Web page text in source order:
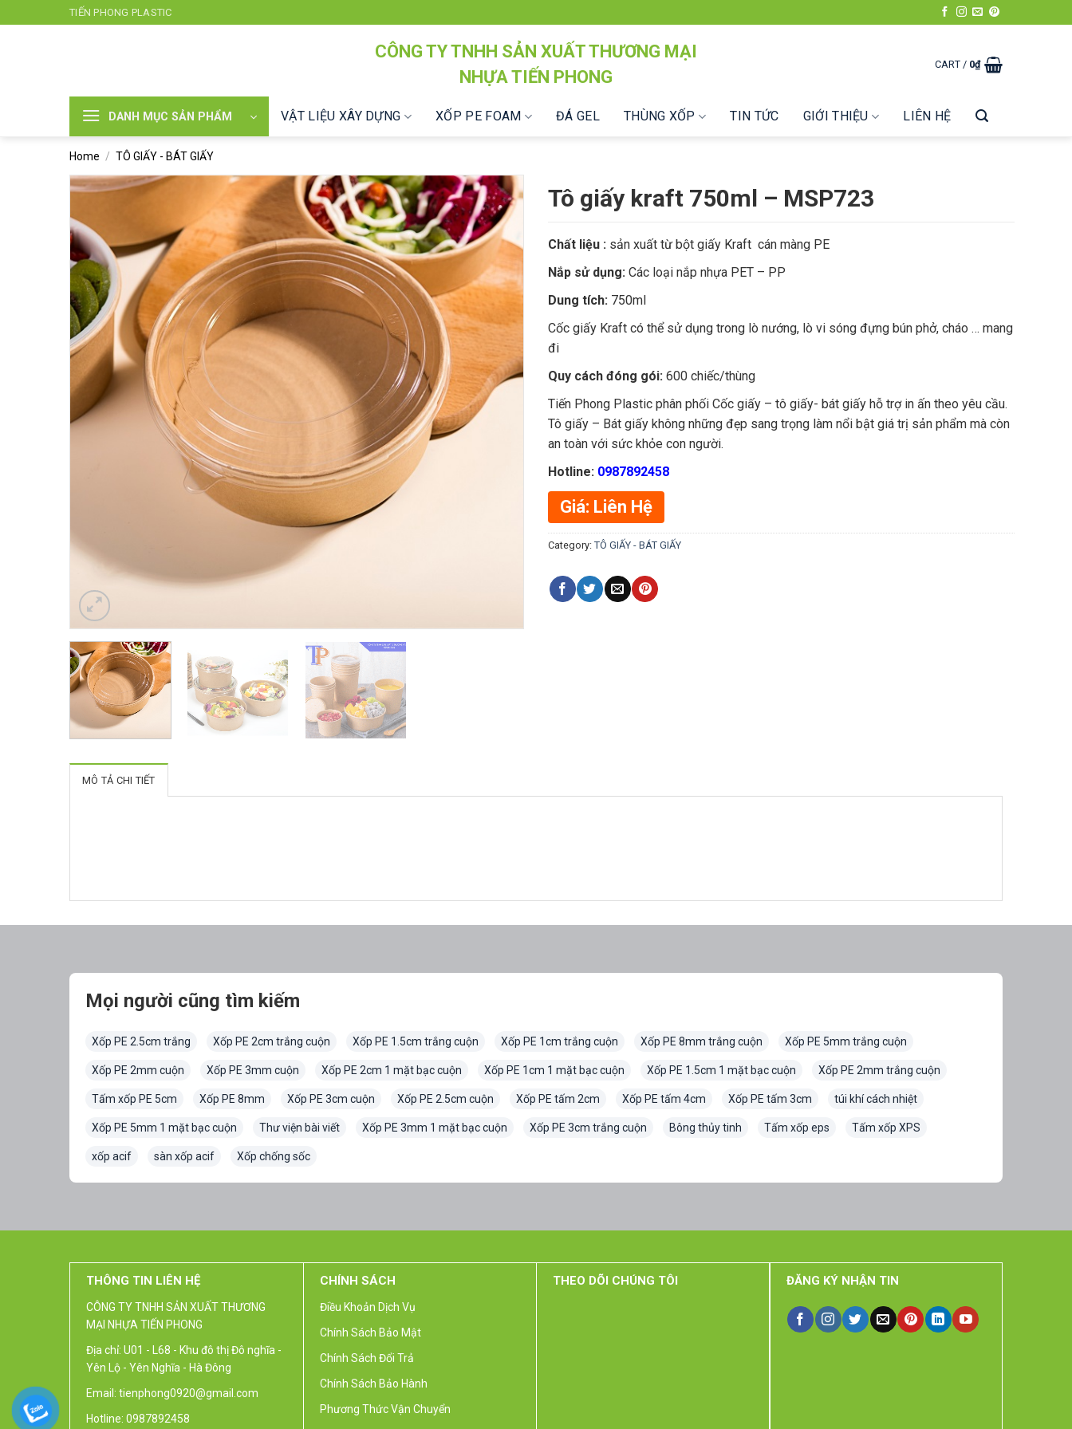
đến
TIẾN PHONG PLASTIC
CÔNG TY TNHH SẢN XUẤT THƯƠNG MẠI
NHỰA TIẾN PHONG
CART / 0₫
DANH MỤC SẢN PHẨM VẬT LIỆU XÂY DỰNG XỐP PE FOAM ĐÁ GEL THÙNG XỐP TIN TỨC GIỚI THIỆU LIÊN HỆ
Home / TÔ GIẤY - BÁT GIẤY
Tô giấy kraft 750ml – MSP723
Chất liệu : sản xuất từ bột giấy Kraft cán màng PE
Nắp sử dụng: Các loại nắp nhựa PET – PP
Dung tích: 750ml
Cốc giấy Kraft có thể sử dụng trong lò nướng, lò vi sóng đựng bún phở, cháo … mang
đi
Quy cách đóng gói: 600 chiếc/thùng
Tiến Phong Plastic phân phối Cốc giấy – tô giấy- bát giấy hỗ trợ in ấn theo yêu cầu.
Tô giấy – Bát giấy không những đẹp sang trọng làm nổi bật giá trị sản phẩm mà còn
an toàn với sức khỏe con người.
Hotline: 0987892458
Giá: Liên Hệ
Category: TÔ GIẤY - BÁT GIẤY
MÔ TẢ CHI TIẾT
Mọi người cũng tìm kiếm
Xốp PE 2.5cm trắng Xốp PE 2cm trắng cuộn Xốp PE 1.5cm trắng cuộn Xốp PE 1cm trắng cuộn Xốp PE 8mm trắng cuộn Xốp PE 5mm trắng cuộn
Xốp PE 2mm cuộn Xốp PE 3mm cuộn Xốp PE 2cm 1 mặt bạc cuộn Xốp PE 1cm 1 mặt bạc cuộn Xốp PE 1.5cm 1 mặt bạc cuộn Xốp PE 2mm trắng cuộn
Tấm xốp PE 5cm Xốp PE 8mm Xốp PE 3cm cuộn Xốp PE 2.5cm cuộn Xốp PE tấm 2cm Xốp PE tấm 4cm Xốp PE tấm 3cm túi khí cách nhiệt
Xốp PE 5mm 1 mặt bạc cuộn Thư viện bài viết Xốp PE 3mm 1 mặt bạc cuộn Xốp PE 3cm trắng cuộn Bông thủy tinh Tấm xốp eps Tấm xốp XPS
xốp acif sàn xốp acif Xốp chống sốc
THÔNG TIN LIÊN HỆ
CÔNG TY TNHH SẢN XUẤT THƯƠNG
MẠI NHỰA TIẾN PHONG
Địa chỉ: U01 - L68 - Khu đô thị Đô nghĩa -
Yên Lộ - Yên Nghĩa - Hà Đông
Email: tienphong0920@gmail.com
Hotline: 0987892458
CHÍNH SÁCH
Điều Khoản Dịch Vụ
Chính Sách Bảo Mật
Chính Sách Đổi Trả
Chính Sách Bảo Hành
Phương Thức Vận Chuyển
THEO DÕI CHÚNG TÔI ĐĂNG KÝ NHẬN TIN